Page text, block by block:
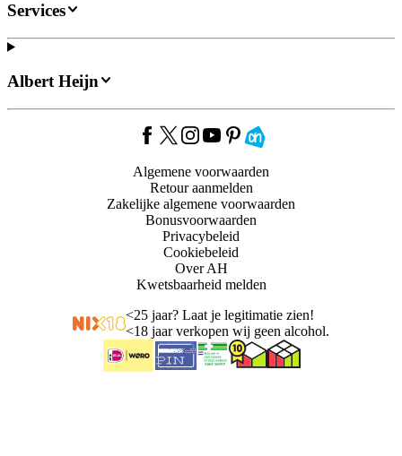
Services
Albert Heijn
Algemene voorwaarden
Retour aanmelden
Zakelijke algemene voorwaarden
Bonusvoorwaarden
Privacybeleid
Cookiebeleid
Over AH
Kwetsbaarheid melden
<25 jaar? Laat je legitimatie zien!
<18 jaar verkopen wij geen alcohol.